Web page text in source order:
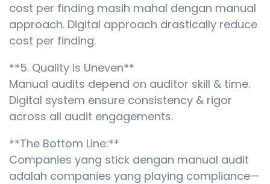
cost per finding masih mahal dengan manual
approach. Digital approach drastically reduce
cost per finding.
**5. Quality is Uneven**
Manual audits depend on auditor skill & time.
Digital system ensure consistency & rigor
across all audit engagements.
**The Bottom Line:**
Companies yang stick dengan manual audit
adalah companies yang playing compliance—